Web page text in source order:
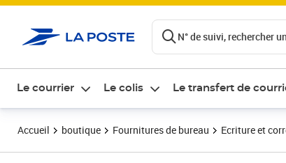
N° de suivi, rechercher
Le courrier Le colis Le transfert de
Accueil boutique Fournitures de bureau Ecriture et